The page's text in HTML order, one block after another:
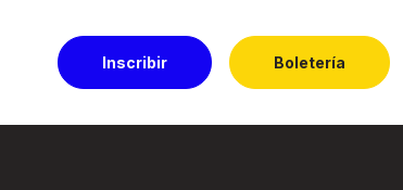
Inscribir Boletería